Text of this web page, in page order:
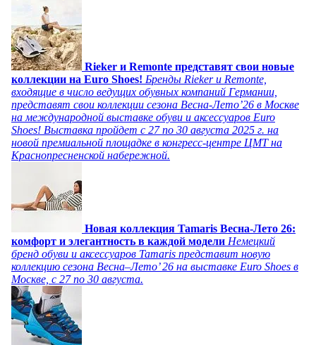
Rieker и Remonte представят свои новые
коллекции на Euro Shoes! Бренды Rieker и Remonte,
входящие в число ведущих обувных компаний Германии,
представят свои коллекции сезона Весна-Лето’26 в Москве
на международной выставке обуви и аксессуаров Euro
Shoes! Выставка пройдет c 27 по 30 августа 2025 г. на
новой премиальной площадке в конгресс-центре ЦМТ на
Краснопресненской набережной.
Новая коллекция Tamaris Весна-Лето 26:
комфорт и элегантность в каждой модели Немецкий
бренд обуви и аксессуаров Tamaris представит новую
коллекцию сезона Весна–Лето’ 26 на выставке Euro Shoes в
Москве, с 27 по 30 августа.